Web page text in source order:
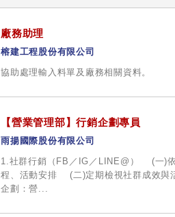
廠務助理
榕建工程股份有限公司
協助處理輸入料單及廠務相關資料。
【營業管理部】行銷企劃專員
雨揚國際股份有限公司
1.社群行銷（FB／IG／LINE@） (一)
程、活動安排 (二)定期檢視社群成效與
企劃：營...